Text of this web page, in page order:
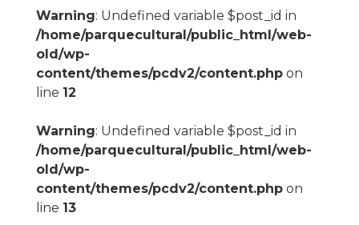
Warning: Undefined variable $post_id in
/home/parquecultural/public_html/web-
old/wp-
content/themes/pcdv2/content.phpon
line 12
Warning: Undefined variable $post_id in
/home/parquecultural/public_html/web-
old/wp-
content/themes/pcdv2/content.phpon
line 13